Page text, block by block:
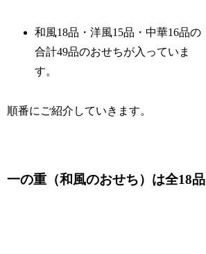
和風18品・洋風15品・中華16品の
合計49品のおせちが入っていま
す。
順番にご紹介していきます。
一の重（和風のおせち）は全18品